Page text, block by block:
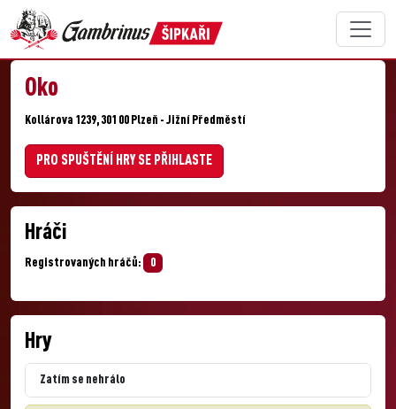
Oko
Kollárova 1239, 301 00 Plzeň - Jižní Předměstí
PRO SPUŠTĚNÍ HRY SE PŘIHLASTE
Hráči
Registrovaných hráčů: 0
Hry
Zatím se nehrálo